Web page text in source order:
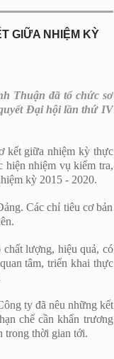
GIỮA NHIỆM KỲ
Thuận đã tổ chức sơ
Đại hội lần thứ IV
giữa nhiệm kỳ thực
nhiệm vụ kiểm tra,
kỳ 2015 - 2020.
Các chỉ tiêu cơ bản
lượng, hiệu quả, có
tâm, triển khai thực
ty đã nêu những kết
chế cần khẩn trương
trong thời gian tới.